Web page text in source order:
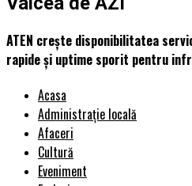
ATEN crește disponibilitatea
rapide și uptime sporit pentru
Acasa
Administrație locală
Afaceri
Cultură
Eveniment